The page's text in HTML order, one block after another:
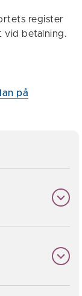
register
vid betalning.
på